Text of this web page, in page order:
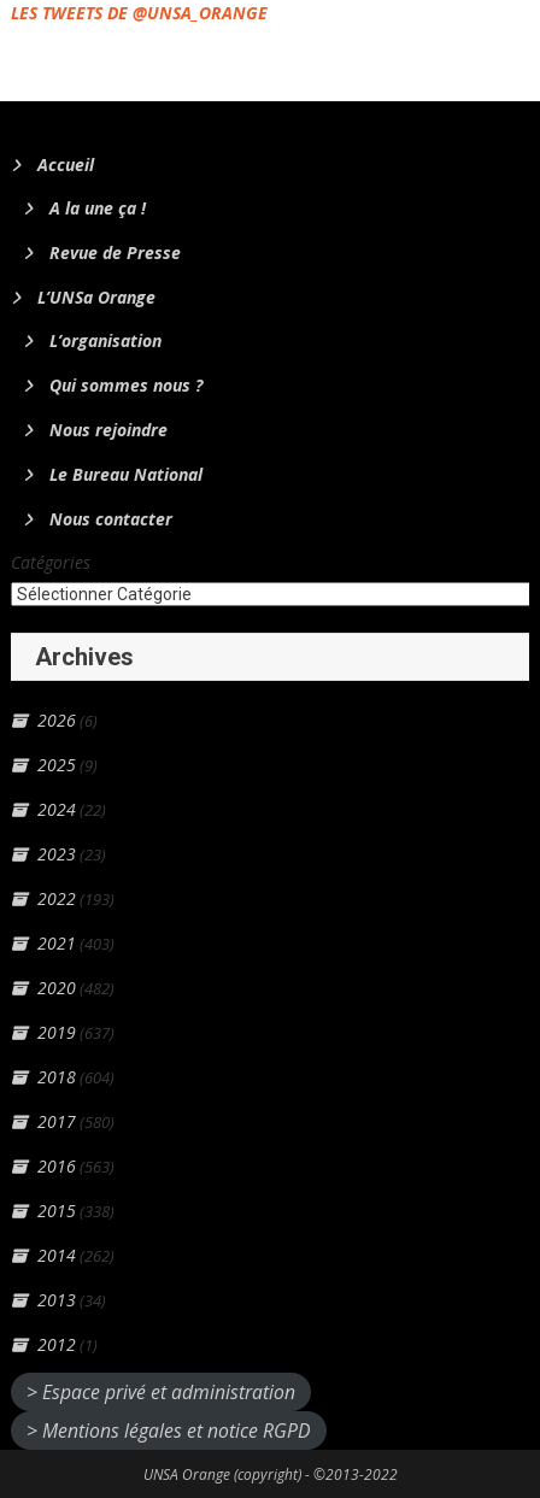
LES TWEETS DE @UNSA_ORANGE
Accueil
A la une ça !
Revue de Presse
L’UNSa Orange
L’organisation
Qui sommes nous ?
Nous rejoindre
Le Bureau National
Nous contacter
Catégories
Archives
2026(6)
2025(9)
2024(22)
2023(23)
2022(193)
2021 (403)
2020(482)
2019(637)
2018(604)
2017(580)
2016(563)
2015(338)
2014(262)
2013(34)
2012(1)
> Espace privé et administration
> Mentions légales et notice RGPD
UNSA Orange (copyright) - ©2013-2022